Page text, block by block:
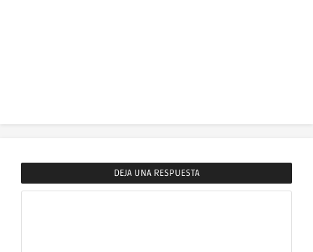
DEJA UNA RESPUESTA